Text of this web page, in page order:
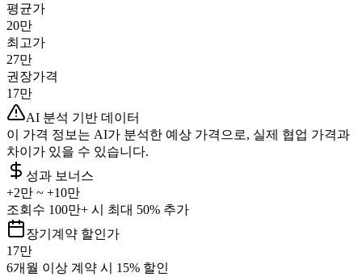
평균가
20만
최고가
27만
권장가격
17만
AI 분석 기반 데이터
이 가격 정보는 AI가 분석한 예상 가격으로, 실제 협업 가격과
차이가 있을 수 있습니다.
성과 보너스
+2만 ~ +10만
조회수 100만+ 시 최대 50% 추가
장기계약 할인가
17만
6개월 이상 계약 시 15% 할인